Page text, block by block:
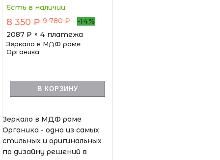
Есть в наличии
8 350 ₽ 9 780 ₽
-14%
2087 ₽ × 4 платежа
Зеркало в МДФ раме
Органика
В КОРЗИНУ
Зеркало в МДФ раме
Органика - одно из самых
стильных и оригинальных
по дизайну решений в